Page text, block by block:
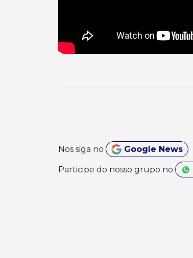
Nos siga no Google News
Participe do nosso grupo no